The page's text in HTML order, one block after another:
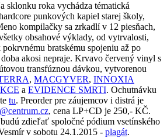
sklonku roka vychádza tématická
punkových kapiel starej školy,
kompilačky sa zrkadlí v 12 piesňach,
obsahové výklady, od vytrvalosti,
bratskému spojeniu až po
akosi nepraje. Krvavo červený vinyl s
transfúznou dávkou, vytvorenou
, MACGYVER, INNOXIA
a EVIDENCE SMRTI. Ochutnávku
tu. Preorder pre záujemcov i distrá je
, cena LP+CD je 250,- KČ.
zdieľať spoločné pódium vsetínského
v sobotu 24.1.2015 - plagát.